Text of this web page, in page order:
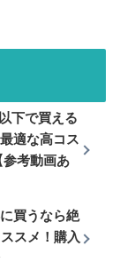
下で買える
適な高コス
考動画あ
買うなら絶
スメ！購入